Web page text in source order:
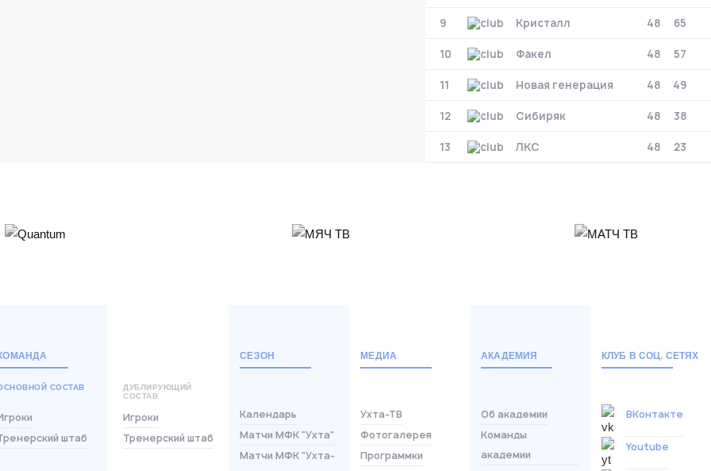
Матч-центр
03 Июня 2026 , 17:00 (МСК)
Тюмень 2
Тюмень 2
Ухта
Ухта 6
9 Кристалл 48 65
10 Факел 48 57
11 Новая генерация 48 49
12 Сибиряк 48 38
13 ЛКС 48 23
СОСТАВ
ДУБЛИРУЮЩИЙ
СОСТАВ
штаб
Игроки
Тренерский штаб
СЕЗОН
Календарь
Матчи МФК "Ухта"
Матчи МФК "Ухта-
МЕДИА
Ухта-ТВ
Фотогалерея
Программки
АКАДЕМИЯ
Об академии
Команды
академии
КЛУБ В СОЦ. СЕТЯХ
ВКонтакте
Youtube